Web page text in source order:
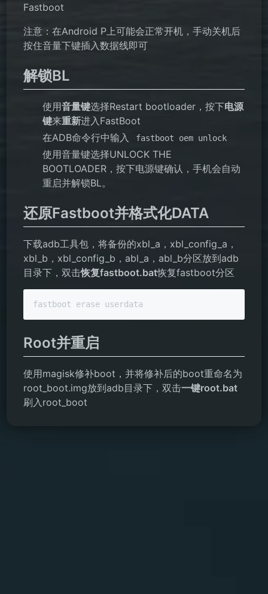
Fastboot
注意：在Android P上可能会正常开机，手动关机后
按住音量下键插入数据线即可
解锁BL
使用音量键选择Restart bootloader，按下电源
键来重新进入FastBoot
在ADB命令行中输入
fastboot oem unlock
使用音量键选择UNLOCK THE
BOOTLOADER，按下电源键确认，手机会自动
重启并解锁BL。
还原Fastboot并格式化DATA
下载adb工具包，将备份的xbl_a，xbl_config_a，
xbl_b，xbl_config_b，abl_a，abl_b分区放到adb
目录下，双击恢复fastboot.bat恢复fastboot分区
fastboot erase userdata
Root并重启
使用magisk修补boot，并将修补后的boot重命名为
root_boot.img放到adb目录下，双击一键root.bat
刷入root_boot